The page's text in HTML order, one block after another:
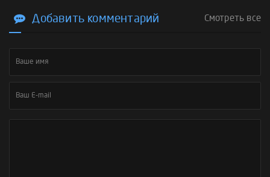
Добавить комментарий Смотреть все